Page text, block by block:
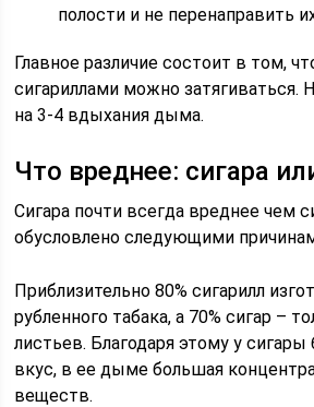
полости и не перенаправить
Главное различие состоит в том,
сигариллами можно затягиваться.
на 3-4 вдыхания дыма.
Что вреднее: сигара
Сигара почти всегда вреднее чем
обусловлено следующими
Приблизительно 80% сигарилл
рубленного табака, а 70% сигар –
листьев. Благодаря этому у
вкус, в ее дыме большая
веществ.